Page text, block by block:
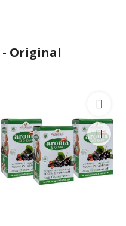
Original